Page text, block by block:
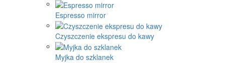
Espresso mirror
Czyszczenie ekspresu do kawy
Myjka do szklanek